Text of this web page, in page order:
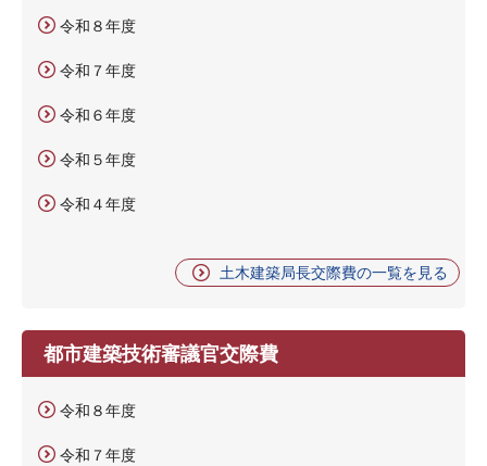
令和８年度
令和７年度
令和６年度
令和５年度
令和４年度
土木建築局長交際費の一覧を見る
都市建築技術審議官交際費
令和８年度
令和７年度